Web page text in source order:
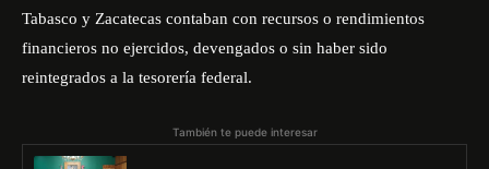
Tabasco y Zacatecas contaban con recursos o rendimientos
financieros no ejercidos, devengados o sin haber sido
reintegrados a la tesorería federal.
También te puede interesar